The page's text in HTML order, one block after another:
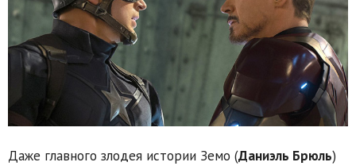
Даже главного злодея истории Земо (Даниэль Брюль)